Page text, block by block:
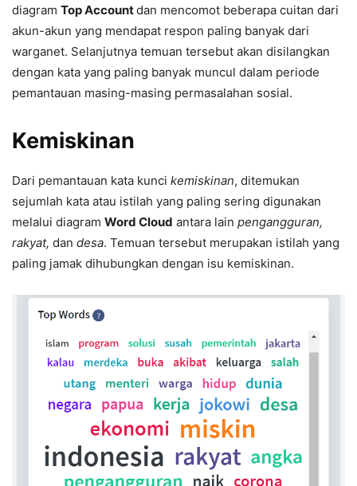
diagram Top Accountdan mencomot beberapa cuitan dari
akun-akun yang mendapat respon paling banyak dari
warganet. Selanjutnya temuan tersebut akan disilangkan
dengan kata yang paling banyak muncul dalam periode
pemantauan masing-masing permasalahan sosial.
Kemiskinan
Dari pemantauan kata kunci kemiskinan, ditemukan
sejumlah kata atau istilah yang paling sering digunakan
melalui diagram Word Cloud antara lain pengangguran,
rakyat, dan desa. Temuan tersebut merupakan istilah yang
paling jamak dihubungkan dengan isu kemiskinan.